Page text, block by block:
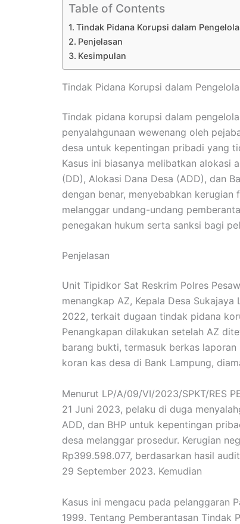
Table of Contents
Tindak Pidana Korupsi dalam
Penjelasan
Kesimpulan
Tindak Pidana Korupsi dalam
Tindak pidana korupsi dalam
penyalahgunaan wewenang oleh
desa untuk kepentingan pribadi yang
Kasus ini biasanya melibatkan alokasi
(DD), Alokasi Dana Desa (ADD), dan
dengan benar, menyebabkan kerugian
melanggar undang-undang
penegakan hukum serta sanksi bagi
Penjelasan
Unit Tipidkor Sat Reskrim Polres
menangkap AZ, Kepala Desa
2022, terkait dugaan tindak pidana
Penangkapan dilakukan setelah AZ
barang bukti, termasuk berkas laporan
koran kas desa di Bank Lampung,
Menurut LP/A/09/VI/2023/SPKT/RES
21 Juni 2023, pelaku di duga
ADD, dan BHP untuk kepentingan
desa melanggar prosedur. Kerugian
Rp399.598.077, berdasarkan hasil
29 September 2023. Kemudian
Kasus ini mengacu pada pelanggaran
1999. Tentang Pemberantasan Tindak